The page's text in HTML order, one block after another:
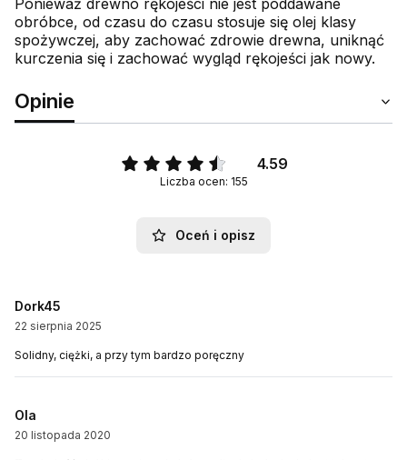
obróbce, od czasu do czasu stosuje się olej klasy
spożywczej, aby zachować zdrowie drewna, uniknąć
kurczenia się i zachować wygląd rękojeści jak nowy.
Opinie
4.59
Liczba ocen: 155
Oceń i opisz
Dork45
22 sierpnia 2025
Solidny, ciężki, a przy tym bardzo poręczny
Ola
20 listopada 2020